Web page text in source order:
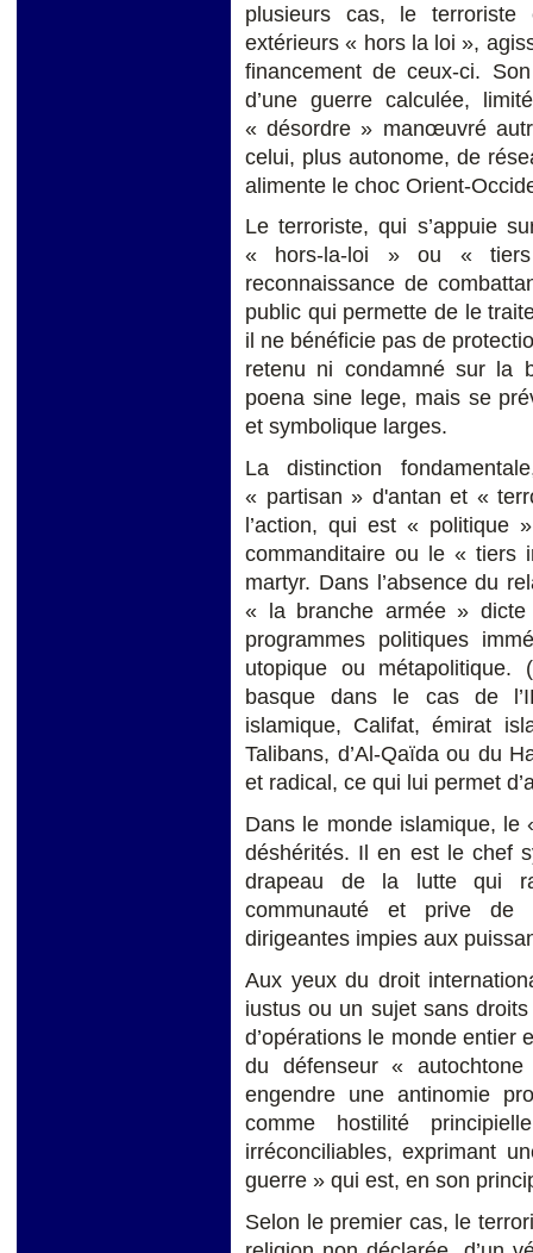
plusieurs cas, le
extérieurs « hors la loi »,
financement de ceux-ci.
d’une guerre calculée,
« désordre » manœuvré
celui, plus autonome, de
alimente le choc Orient-
Le terroriste, qui s’appuie
« hors-la-loi » ou «
reconnaissance de
public qui permette de le
il ne bénéficie pas de
retenu ni condamné sur la
poena sine lege, mais se
et symbolique larges.
La distinction
« partisan » d'antan et «
l’action, qui est « politique
commanditaire ou le « tiers
martyr. Dans l’absence du
« la branche armée » dicte
programmes politiques
utopique ou métapolitique.
basque dans le cas de
islamique, Califat, émirat
Talibans, d’Al-Qaïda ou du
et radical, ce qui lui permet
Dans le monde islamique,
déshérités. Il en est le chef
drapeau de la lutte qui
communauté et prive de
dirigeantes impies aux
Aux yeux du droit
iustus ou un sujet sans
d’opérations le monde entier
du défenseur «
engendre une antinomie
comme hostilité
irréconciliables, exprimant
guerre » qui est, en son
Selon le premier cas, le